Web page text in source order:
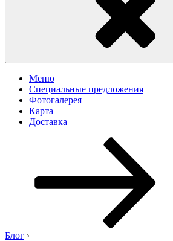
Меню
Специальные предложения
Фотогалерея
Карта
Доставка
Блог ›